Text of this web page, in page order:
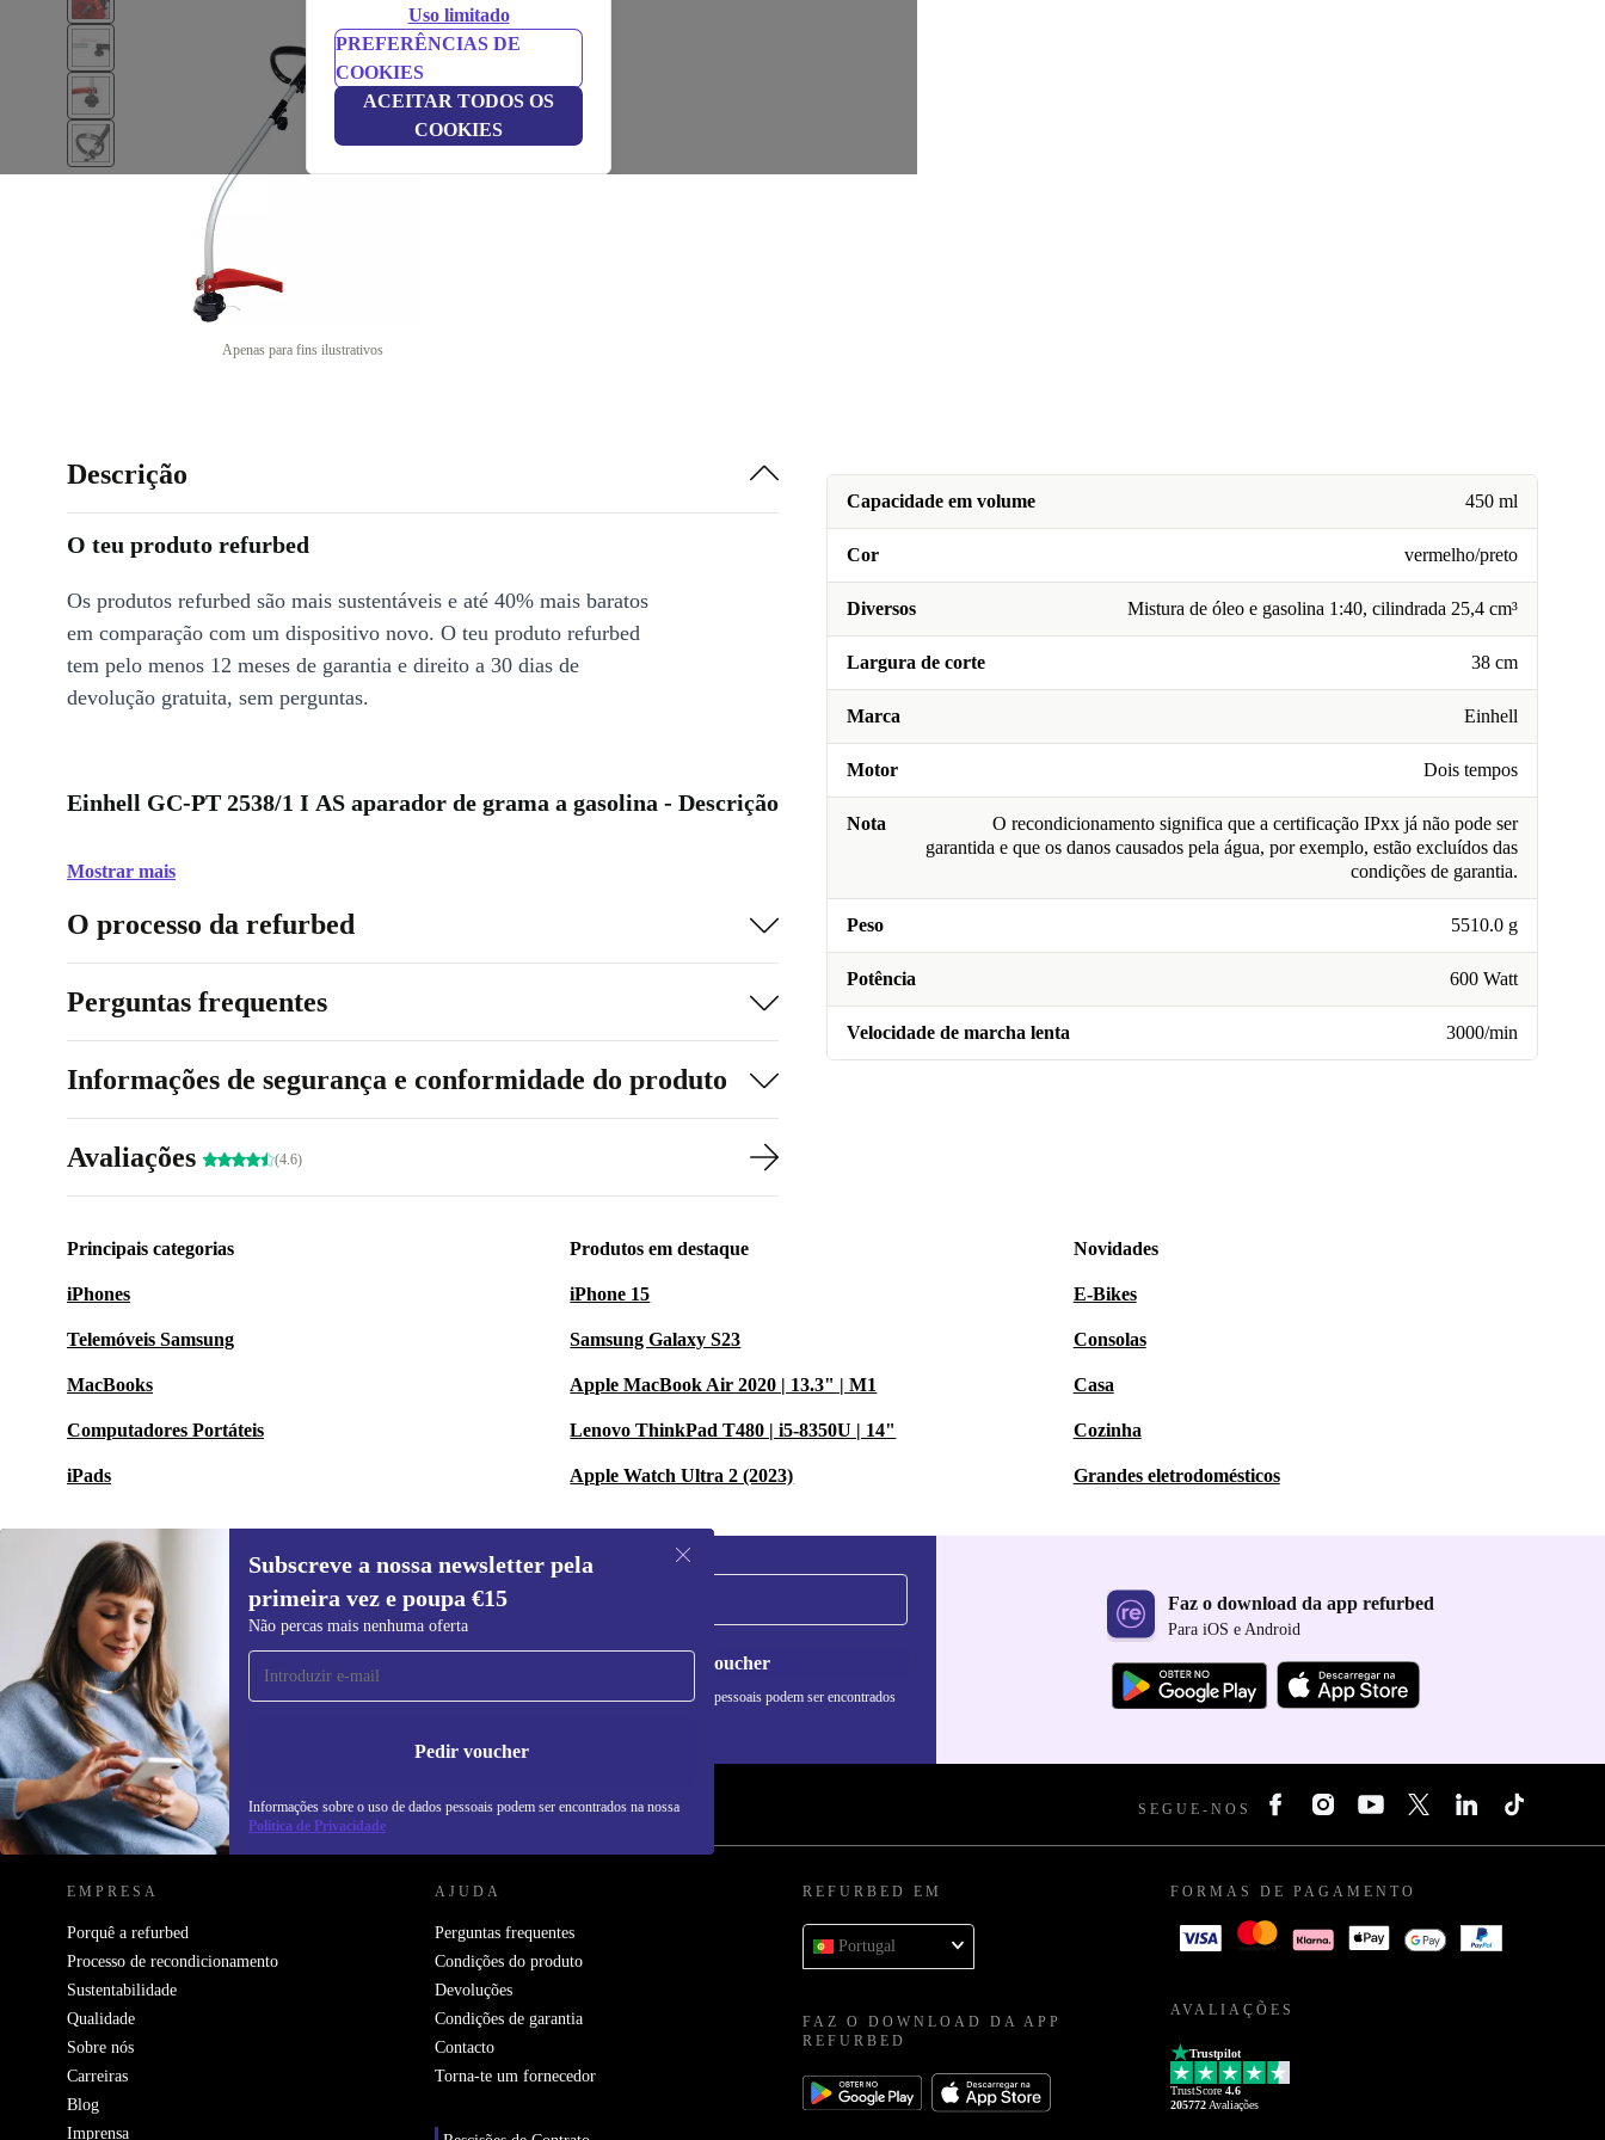
Uso limitado
PREFERÊNCIAS DE
COOKIES
ACEITAR TODOS OS
COOKIES
Apenas para fins ilustrativos
Capacidade em volume 450 ml
Cor vermelho/preto
Diversos Mistura de óleo e gasolina 1:40, cilindrada 25,4 cm³
Largura de corte 38 cm
Marca Einhell
Motor Dois tempos
Nota
O recondicionamento significa que a certificação IPxx já não pode ser
garantida e que os danos causados pela água, por exemplo, estão excluídos das
condições de garantia.
Peso 5510.0 g
Potência 600 Watt
Velocidade de marcha lenta 3000/min
Descrição
O teu produto refurbed
Os produtos refurbed são mais sustentáveis e até 40% mais baratos
em comparação com um dispositivo novo. O teu produto refurbed
tem pelo menos 12 meses de garantia e direito a 30 dias de
devolução gratuita, sem perguntas.
Einhell GC-PT 2538/1 I AS aparador de grama a gasolina - Descrição
Mostrar mais
O processo da refurbed
Perguntas frequentes
Informações de segurança e conformidade do produto
Avaliações (4.6)
Principais categorias
iPhones
Telemóveis Samsung
MacBooks
Computadores Portáteis
iPads
Produtos em destaque
iPhone 15
Samsung Galaxy S23
Apple MacBook Air 2020 | 13.3" | M1
Lenovo ThinkPad T480 | i5-8350U | 14"
Apple Watch Ultra 2 (2023)
Novidades
E-Bikes
Consolas
Casa
Cozinha
Grandes eletrodomésticos
Subscreve a nossa newsletter pela
primeira vez e poupa €15
Não percas mais nenhuma oferta
Pedir voucher
Informações sobre o uso de dados pessoais podem ser encontrados na nossa
Política de Privacidade
Subscreve a nossa newsletter pela
primeira vez e poupa 15€!
Não percas mais nenhuma oferta.
Pedir voucher
Informações sobre o uso de dados pessoais podem ser encontrados
Faz o download da app refurbed
Para iOS e Android
REFURBED PORTUGAL - RETHINK NEW. SEGUE-NOS
EMPRESA
Porquê a refurbed
Processo de recondicionamento
Sustentabilidade
Qualidade
Sobre nós
Carreiras
Blog
Imprensa
AJUDA
Perguntas frequentes
Condições do produto
Devoluções
Condições de garantia
Contacto
Torna-te um fornecedor
REFURBED EM
Portugal
FAZ O DOWNLOAD DA APP
REFURBED
FORMAS DE PAGAMENTO
AVALIAÇÕES
Trustpilot
TrustScore 4.6
205772 Avaliações